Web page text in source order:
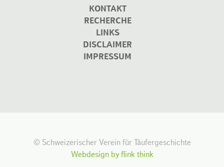
KONTAKT
RECHERCHE
LINKS
DISCLAIMER
IMPRESSUM
© Schweizerischer Verein für Täufergeschichte
Webdesign by flink think